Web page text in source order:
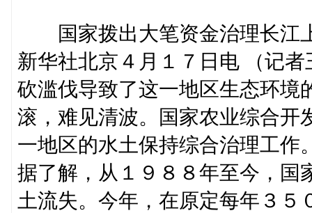
国家拨出大笔资金治理长江
新华社北京４月１７日电 （记
砍滥伐导致了这一地区生态环境
滚，难见清波。国家农业综合开
一地区的水土保持综合治理工作
据了解，从１９８８年至今，国
土流失。今年，在原定每年３５